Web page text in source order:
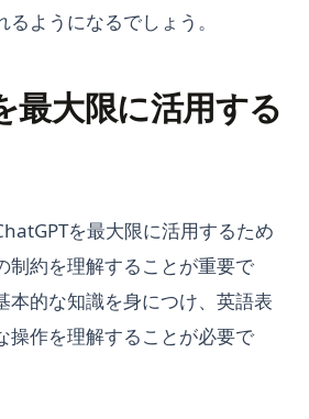
ようになるでしょう。
最大限に活用する
を最大限に活用するため
制約を理解することが重要で
本的な知識を身につけ、英語表
操作を理解することが必要で